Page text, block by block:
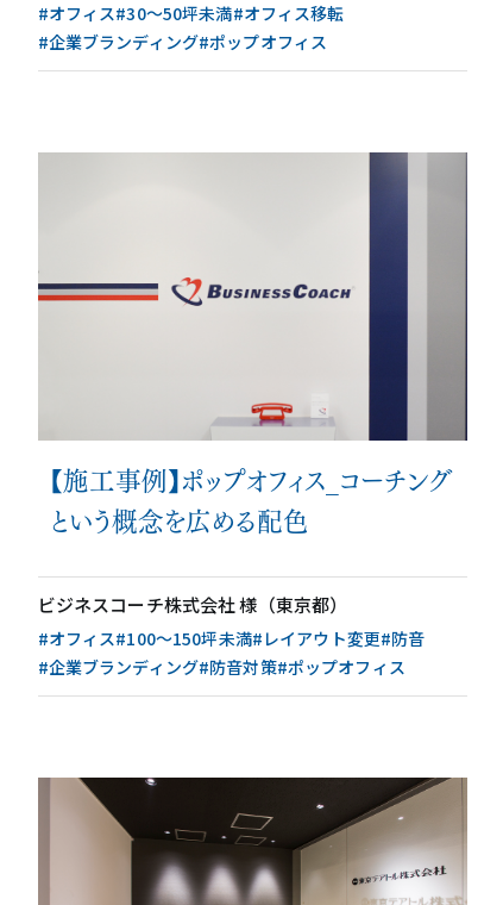
オフィスデザイン/費用の
シミュレーション
会員サービス&オフィス家具通販
#オフィス#30〜50坪未満#オフィス移転
#企業ブランディング#ポップオフィス
【施工事例】ポップオフィス_コーチング
という概念を広める配色
ビジネスコーチ株式会社 様（東京都）
#オフィス#100〜150坪未満#レイアウト変更#防音
#企業ブランディング#防音対策#ポップオフィス